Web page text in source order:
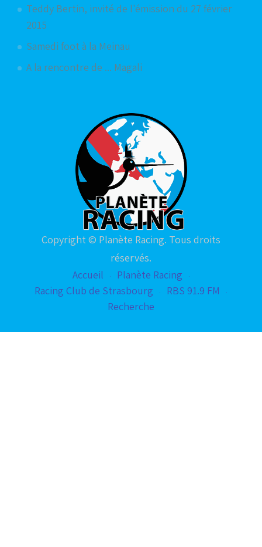
Teddy Bertin, invité de l'émission du 27 février
2015
Samedi foot à la Meinau
A la rencontre de ... Magali
Copyright © Planète Racing. Tous droits
réservés.
Accueil
Planète Racing
Racing Club de Strasbourg
RBS 91.9 FM
Recherche